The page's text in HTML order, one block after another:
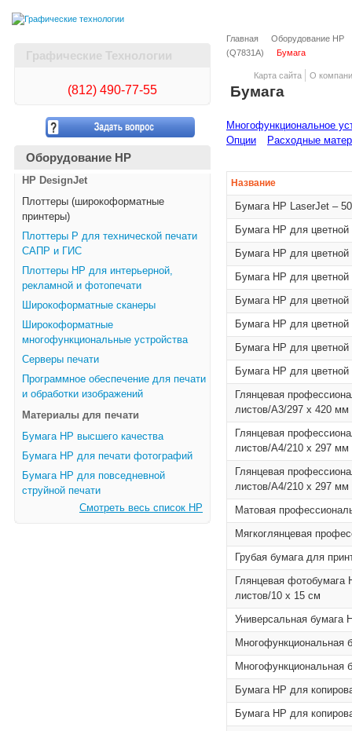
Карта сайта О
Графические Технологии
(812) 490-77-55
Оборудование HP
HP DesignJet
Плоттеры (широкоформатные
принтеры)
Плоттеры Р для технической печати
САПР и ГИС
Плоттеры НР для интерьерной,
рекламной и фотопечати
Широкоформатные сканеры
Широкоформатные
многофункциональные устройства
Серверы печати
Программное обеспечение для печати
и обработки изображений
Материалы для печати
Бумага HP высшего качества
Бумага HP для печати фотографий
Бумага HP для повседневной
струйной печати
Смотреть весь список HP
Главная
Оборудование HP
(Q7831A)
Бумага
Бумага
Многофункциональное
Опции
Расходные
Название
Бумага HP LaserJet –
Бумага HP для
Бумага HP для
Бумага HP для
Бумага HP для
Бумага HP для
Бумага HP для
Бумага HP для
Глянцевая
листов/A3/297 x 420 мм
Глянцевая
листов/A4/210 x 297 мм
Глянцевая
листов/A4/210 x 297 мм
Матовая
Мягкоглянцевая
Грубая бумага для
Глянцевая
листов/10 x 15 см
Универсальная бумага
Многофункциональная
Многофункциональная
Бумага HP для
Бумага HP для